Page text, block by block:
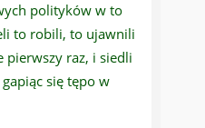
polityków w to
to robili, to ujawnili
pierwszy raz, i siedli
się tępo w